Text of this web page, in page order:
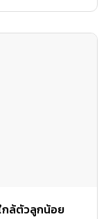
กล้ตัวลูกน้อย